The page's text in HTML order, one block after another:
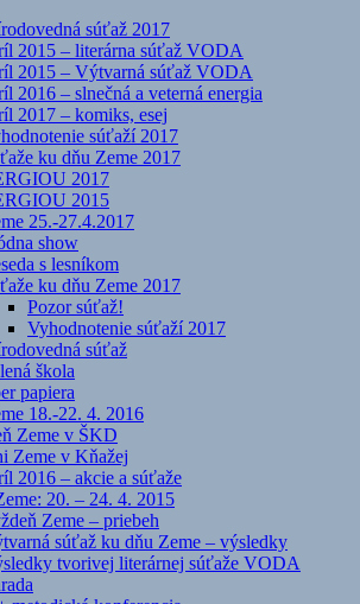
súťaž 2017
2015 – literárna súťaž VODA
2015 – Výtvarná súťaž VODA
2016 – slnečná a veterná energia
2017 – komiks, esej
súťaží 2017
ku dňu Zeme 2017
2017
2015
25.-27.4.2017
show
s lesníkom
ku dňu Zeme 2017
Pozor súťaž!
Vyhodnotenie súťaží 2017
súťaž
škola
papiera
18.-22. 4. 2016
Zeme v ŠKD
Zeme v Kňažej
2016 – akcie a súťaže
20. – 24. 4. 2015
Zeme – priebeh
súťaž ku dňu Zeme – výsledky
tvorivej literárnej súťaže VODA